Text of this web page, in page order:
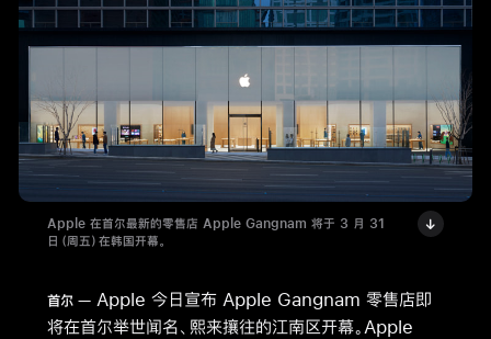
Apple 在首尔最新的零售店 Apple Gangnam 将于 3 月 31
日（周五）在韩国开幕。
首尔
Apple 今日宣布 Apple Gangnam 零售店即
将在首尔举世闻名、熙来攘往的江南区开幕。Apple